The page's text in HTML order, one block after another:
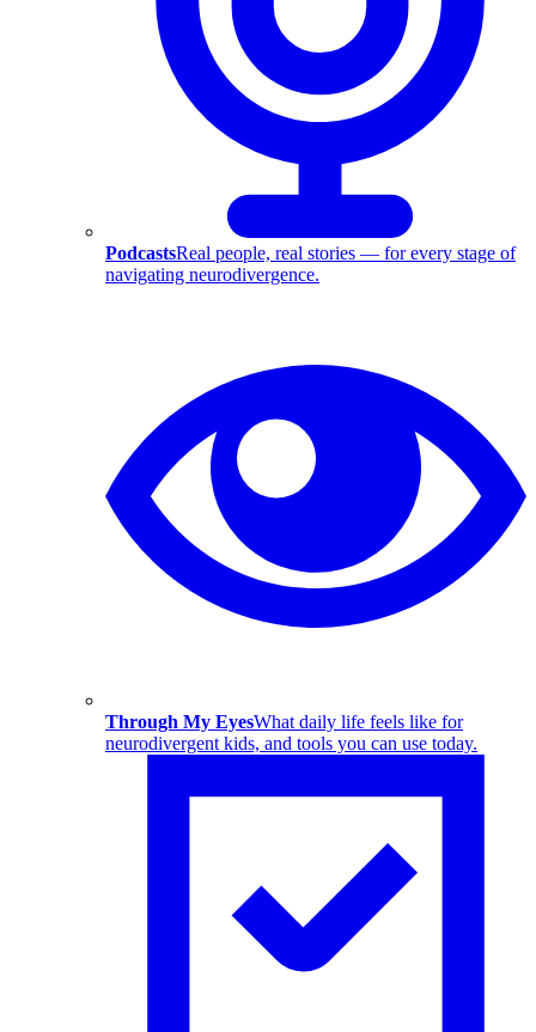
PodcastsReal people, real stories — for every stage of
navigating neurodivergence.
Through My EyesWhat daily life feels like for
neurodivergent kids, and tools you can use today.